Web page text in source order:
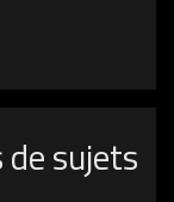
sujets